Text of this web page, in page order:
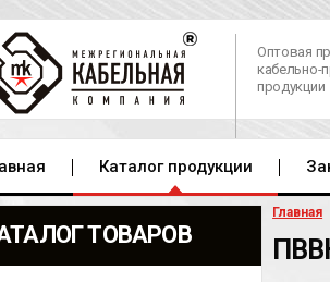
Оптовая
кабельно-
продукции
Каталог продукции
ТОВАРОВ
Главная